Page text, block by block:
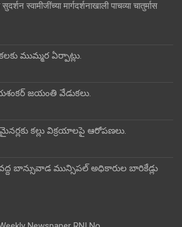
स्वामीजींच्या मार्गदर्शनाखाली पाचव्या चातुर्मास
ముమ్మర ఏర్పాట్లు.
జయంతి వేడుకలు.
కల్లు విక్రయాలపై ఆరోపణలు.
వద్ద బాన్సువాడ మున్సిపల్ అధికారుల బారికేడ్లు